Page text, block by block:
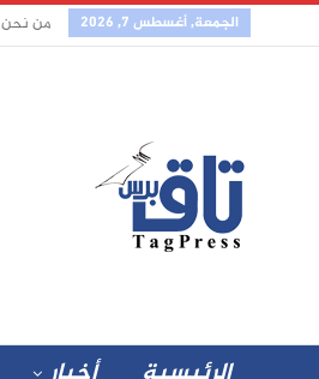
الجمعة, أغسطس 7, 2026 من نحن